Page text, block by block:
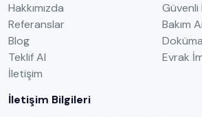
Hakkımızda
Referanslar
Blog
Teklif Al
İletişim
Güvenli
Bakım
Evrak
İletişim Bilgileri